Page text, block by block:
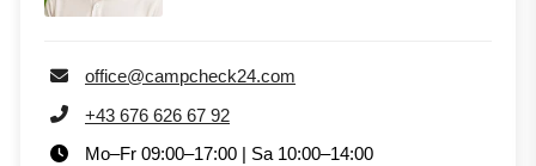
office@campcheck24.com
+43 676 626 67 92
Mo–Fr 09:00–17:00 | Sa 10:00–14:00